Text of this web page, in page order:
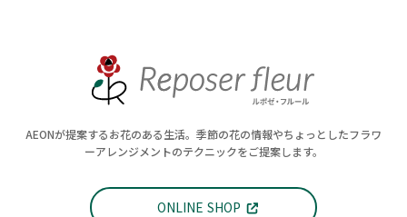
AEONが提案するお花のある生活。季節の花の情報やちょっとしたフラワ
ーアレンジメントのテクニックをご提案します。
ONLINE SHOP